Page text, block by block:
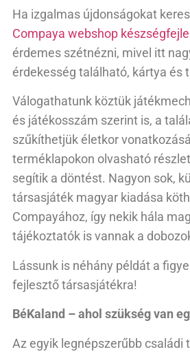
Ha izgalmas újdonságokat
Compaya webshop
érdemes szétnézni, mivel itt
érdekesség található, kártya és
Válogathatunk köztük
és játékosszám szerint is, a
szűkíthetjük életkor
terméklapokon olvasható
segítik a döntést. Nagyon sok,
társasjáték magyar kiadása
Compayához, így nekik hála
tájékoztatók is vannak a
Lássunk is néhány példát a
fejlesztő társasjátékra!
BéKaland – ahol szükség van
Az egyik legnépszerűbb családi